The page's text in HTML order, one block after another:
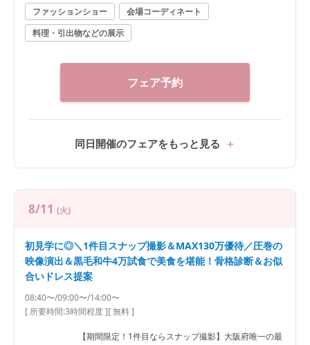
ファッションショー
会場コーディネート
料理・引出物などの展示
フェア予約
同日開催のフェアをもっと見る
8/11 (火)
初見学に◎＼1件目スナップ撮影＆MAX130万優待／圧巻の
映像演出＆黒毛和牛4万試食で美食を堪能！骨格診断＆お似
合いドレス提案
08:40〜/09:00〜/14:00〜
[ 所要時間:3時間程度][ 無料 ]
【期間限定！1件目ならスナップ撮影】大阪府唯一の最